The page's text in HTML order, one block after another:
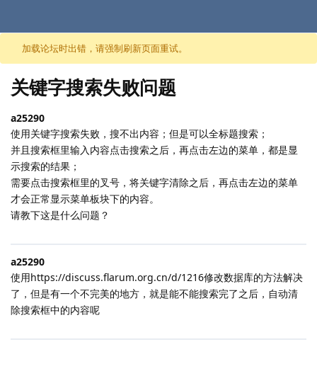
跳至内容
加载论坛时出错，请强制刷新页面重试。
关键字搜索失败问题
a25290
使用关键字搜索失败，搜不出内容；但是可以全标题搜索；
并且搜索框里输入内容点击搜索之后，再点击左边的菜单，都是显
示搜索的结果；
需要点击搜索框里的叉号，将关键字清除之后，再点击左边的菜单
才会正常显示菜单板块下的内容。
请教下这是什么问题？
a25290
使用https://discuss.flarum.org.cn/d/1216修改数据库的方法解决
了，但是有一个不完美的地方，就是能不能搜索完了之后，自动清
除搜索框中的内容呢